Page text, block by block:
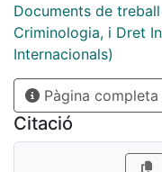
claim that sport is a
development. In this
football can be
development at the
econometric model
development in
terms of the Human
Crosssectional and
Documents de
Criminologia, i Dret
Internacionals)
Pàgina
Citació